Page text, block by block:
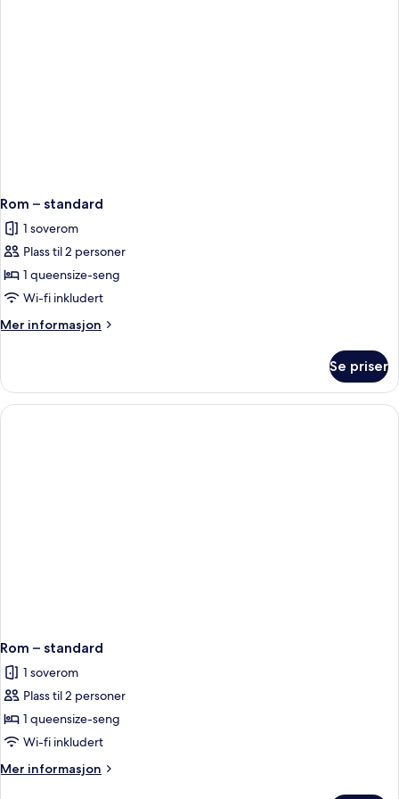
Rom – standard
1 soverom
Plass til 2 personer
1 queensize-seng
Wi-fi inkludert
Mer informasjon
Mer
–
standard
Se priser
Rom – standard
1 soverom
Plass til 2 personer
1 queensize-seng
Wi-fi inkludert
Mer informasjon
Mer